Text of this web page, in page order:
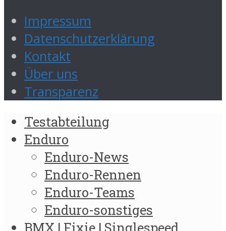
Impressum
Datenschutzerklärung
Kontakt
Über uns
Transparenz
Testabteilung
Enduro
Enduro-News
Enduro-Rennen
Enduro-Teams
Enduro-sonstiges